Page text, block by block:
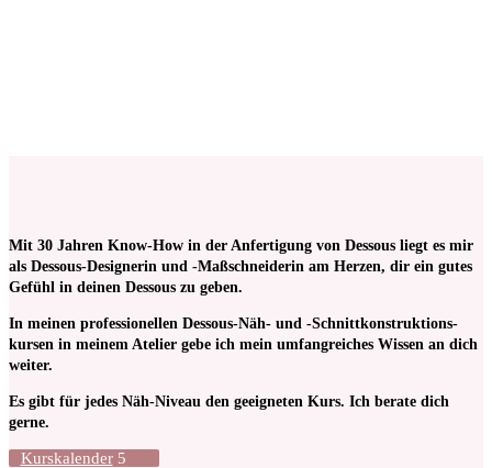
Mit 30 Jahren Know-How in der Anfertigung von Dessous liegt es mir
als Dessous-Designerin und -Maßschneiderin am Herzen, dir ein gutes
Gefühl in deinen Dessous zu geben.
In meinen pro­fessionellen Dessous-Näh- und -Schnitt­kon­struktions­
kursen in meinem Atelier gebe ich mein umfangreiches Wissen an dich
weiter.
Es gibt für jedes Näh-Niveau den geeigneten Kurs. Ich berate dich
gerne.
Kurskalender